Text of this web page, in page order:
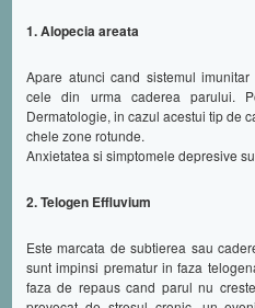
1. Alopecia areata
Apare atunci cand sistemul
cele din urma caderea parului.
Dermatologie, in cazul acestui tip de
chele zone rotunde.
Anxietatea si simptomele depresive
2. Telogen Effluvium
Este marcata de subtierea sau
sunt impinsi prematur in faza
faza de repaus cand parul nu